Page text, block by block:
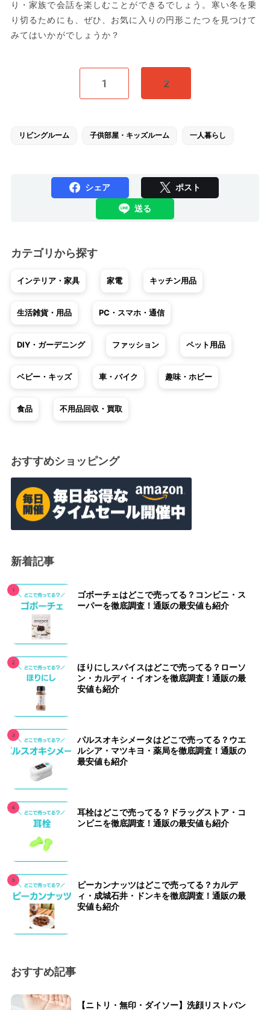
り・家族で会話を楽しむことができるでしょう。寒い冬を乗
り切るためにも、ぜひ、お気に入りの円形こたつを見つけて
みてはいかがでしょうか？
1 2
リビングルーム 子供部屋・キッズルーム 一人暮らし
シェア ポスト
送る
カテゴリから探す
インテリア・家具 家電 キッチン用品
生活雑貨・用品 PC・スマホ・通信
DIY・ガーデニング ファッション ペット用品
ベビー・キッズ 車・バイク 趣味・ホビー
食品 不用品回収・買取
おすすめショッピング
新着記事
ゴボーチェはどこで売ってる？コンビニ・ス
ーパーを徹底調査！通販の最安値も紹介
ほりにしスパイスはどこで売ってる？ローソ
ン・カルディ・イオンを徹底調査！通販の最
安値も紹介
パルスオキシメータはどこで売ってる？ウエ
ルシア・マツキヨ・薬局を徹底調査！通販の
最安値も紹介
耳栓はどこで売ってる？ドラッグストア・コ
ンビニを徹底調査！通販の最安値も紹介
ピーカンナッツはどこで売ってる？カルデ
ィ・成城石井・ドンキを徹底調査！通販の最
安値も紹介
おすすめ記事
【ニトリ・無印・ダイソー】洗顔リストバン